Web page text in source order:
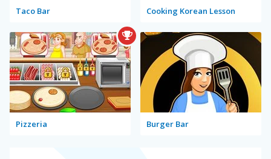
Taco Bar Cooking Korean Lesson
Pizzeria Burger Bar